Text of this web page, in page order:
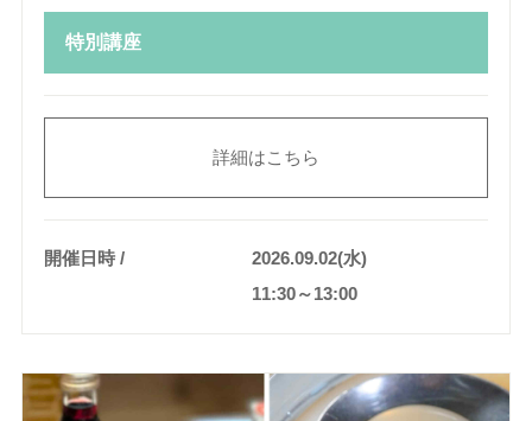
特別講座
詳細はこちら
開催日時
2026.09.02(水)
11:30～13:00